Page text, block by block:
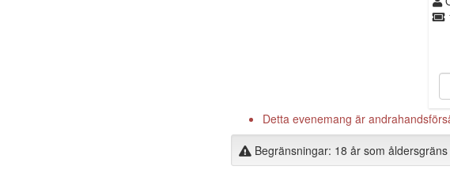
Detta evenemang är
Begränsningar: 18 år som åldersgräns